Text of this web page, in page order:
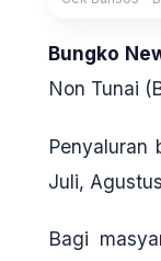
Bungko
Non Tunai
Penyaluran
Juli,
Bagi